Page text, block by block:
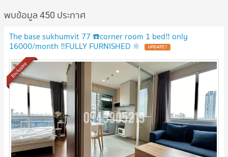
พบข้อมูล 450 ประกาศ
The base sukhumvit 77 ☎️corner room 1 bed‼️ only
16000/month ‼️FULLY FURNISHED 🔆
Exclusive